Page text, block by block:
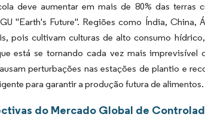
deve aumentar em mais de 80% das
"Earth's Future". Regiões como Índia,
pois cultivam culturas de alto consumo
está se tornando cada vez mais
perturbações nas estações de plantio e
para garantir a produção futura de alimentos.
do Mercado Global de